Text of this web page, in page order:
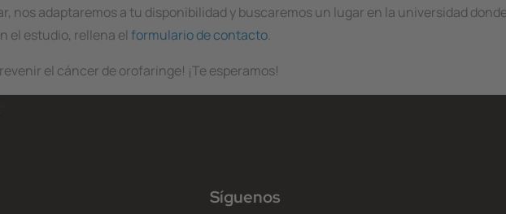
nos adaptaremos a tu disponibilidad y buscaremos un lugar en la universidad
el estudio, rellena el formulario de contacto.
el cáncer de orofaringe! ¡Te esperamos!
Síguenos